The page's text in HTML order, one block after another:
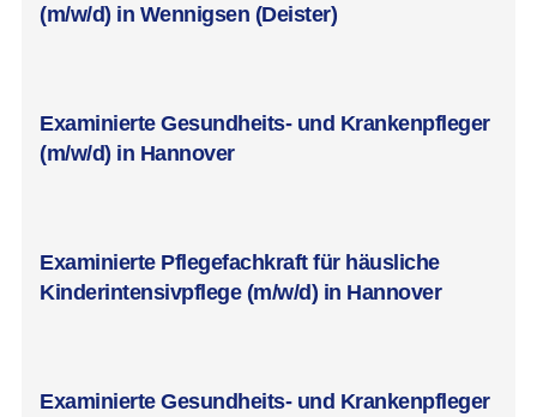
(m/w/d) in Wennigsen (Deister)
Examinierte Gesundheits- und Krankenpfleger
(m/w/d) in Hannover
Examinierte Pflegefachkraft für häusliche
Kinderintensivpflege (m/w/d) in Hannover
Examinierte Gesundheits- und Krankenpfleger